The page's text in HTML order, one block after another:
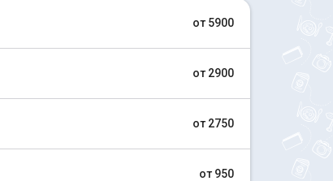
от 5900
от 2900
от 2750
от 950